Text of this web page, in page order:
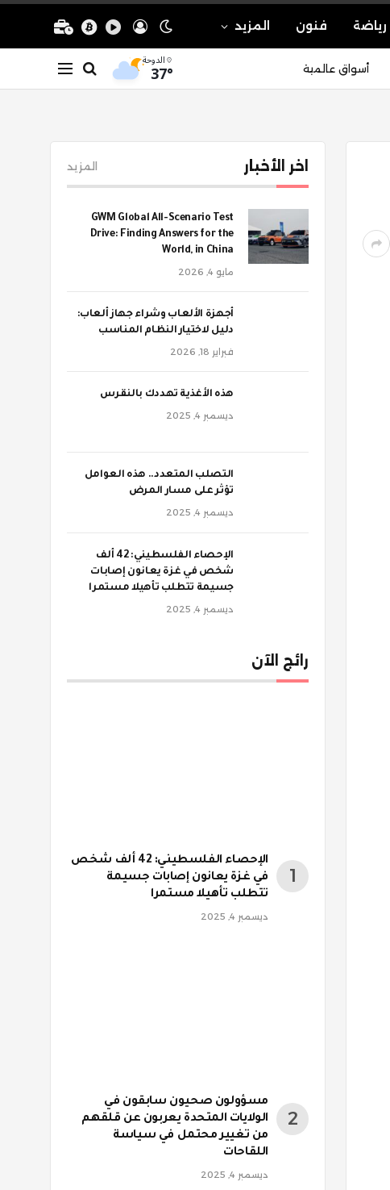
رياضة فنون المزيد
أسواق عالمية الدوحة
37°
اخر الأخبار المزيد
GWM Global All-Scenario Test
Drive: Finding Answers for the
World, in China
مايو 4, 2026
أجهزة الألعاب وشراء جهاز ألعاب:
دليل لاختيار النظام المناسب
فبراير 18, 2026
‫هذه الأغذية تهددك بالنقرس
ديسمبر 4, 2025
‫التصلب المتعدد.. هذه العوامل
تؤثر على مسار المرض
ديسمبر 4, 2025
الإحصاء الفلسطيني: 42 ألف
شخص في غزة يعانون إصابات
جسيمة تتطلب تأهيلا مستمرا
ديسمبر 4, 2025
رائج الآن
الإحصاء الفلسطيني: 42 ألف شخص
في غزة يعانون إصابات جسيمة
تتطلب تأهيلا مستمرا
ديسمبر 4, 2025
مسؤولون صحيون سابقون في
الولايات المتحدة يعربون عن قلقهم
من تغيير محتمل في سياسة
اللقاحات
ديسمبر 4, 2025